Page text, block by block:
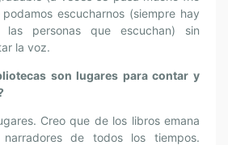
escucharnos (siempre hay
las personas que escuchan) sin
la voz.
son lugares para contar y
Creo que de los libros emana
de todos los tiempos.